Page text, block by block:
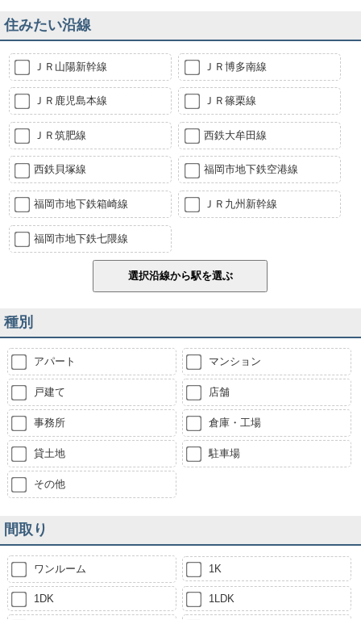
住みたい沿線
ＪＲ山陽新幹線 ＪＲ博多南線
ＪＲ鹿児島本線 ＪＲ篠栗線
ＪＲ筑肥線 西鉄大牟田線
西鉄貝塚線 福岡市地下鉄空港線
福岡市地下鉄箱崎線 ＪＲ九州新幹線
福岡市地下鉄七隈線
種別
アパート マンション
戸建て 店舗
事務所 倉庫・工場
貸土地 駐車場
その他
間取り
ワンルーム 1K
1DK 1LDK